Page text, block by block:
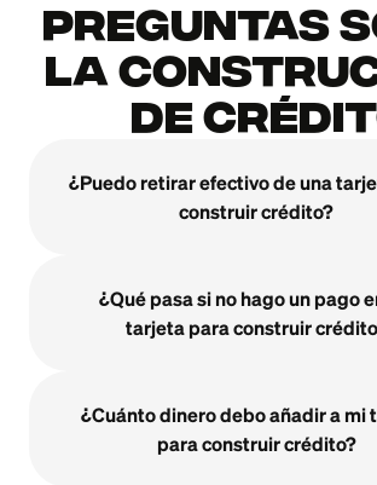
Preguntas
la
de
¿Puedo retirar efectivo de una
construir crédito?
¿Qué pasa si no hago un pago
tarjeta para construir
¿Cuánto dinero debo añadir a mi
para construir crédito?